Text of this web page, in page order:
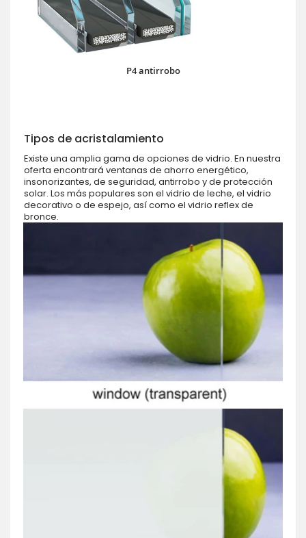
P4 antirrobo
Tipos de acristalamiento
Existe una amplia gama de opciones de vidrio. En nuestra
oferta encontrará ventanas de ahorro energético,
insonorizantes, de seguridad, antirrobo y de protección
solar. Los más populares son el vidrio de leche, el vidrio
decorativo o de espejo, así como el vidrio reflex de
bronce.